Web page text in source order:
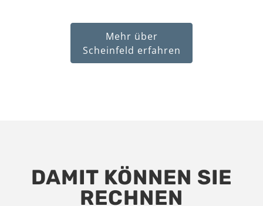
Mehr über
Scheinfeld erfahren
DAMIT KÖNNEN SIE
RECHNEN